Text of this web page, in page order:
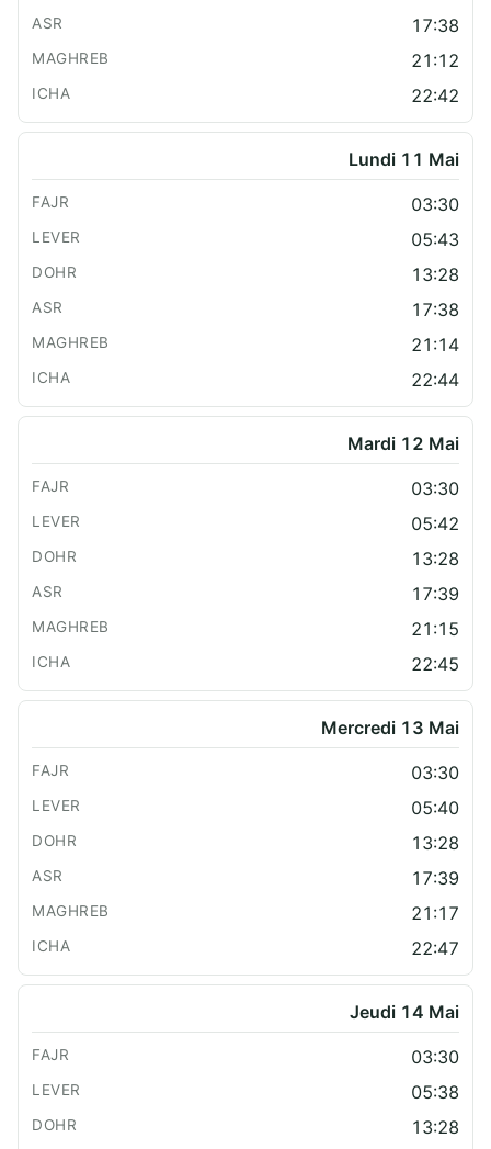
17:38
21:12
22:42
Lundi 11 Mai
03:30
05:43
13:28
17:38
21:14
22:44
Mardi 12 Mai
03:30
05:42
13:28
17:39
21:15
22:45
Mercredi 13 Mai
03:30
05:40
13:28
17:39
21:17
22:47
Jeudi 14 Mai
03:30
05:38
13:28